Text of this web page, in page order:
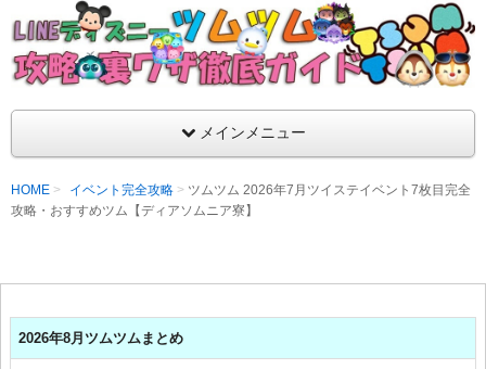
LINEディズニー ツムツム攻略・裏ワザ徹底
支持率No1！痒いところに手が届くツムツム攻略サイト！新ツ
ラ評価も丁寧に解説！ツムツムを120％楽しめるサイトを目指し
メインメニュー
HOME イベント完全攻略
ツムツム 2026年7月ツイステイベント7枚目完全
攻略・おすすめツム【ディアソムニア寮】
2026年8月ツムツムまとめ